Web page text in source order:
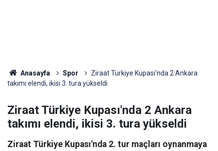
Anasayfa Spor
Ziraat Türkiye Kupası'nda 2 Ankara
takımı elendi, ikisi 3. tura yükseldi
Ziraat Türkiye Kupası'nda 2 Ankara
takımı elendi, ikisi 3. tura yükseldi
Ziraat Türkiye Kupası'nda 2. tur maçları oynanmaya